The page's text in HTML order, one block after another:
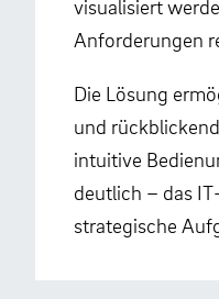
visualisiert
Anforderungen
Die Lösung
und
intuitive
deutlich – das
strategische